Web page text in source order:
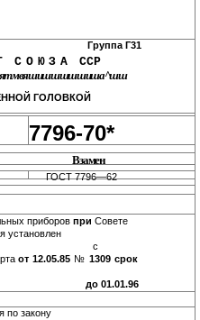
Группа Г31
СОЮЗА
ССР
ГОЛОВКОЙ
7796-70*
Взамен
ГОСТ 7796—62
приборовприСовете
установлен
с
от 12.05.85 № 1309 срок
до 01.01.96
по закону